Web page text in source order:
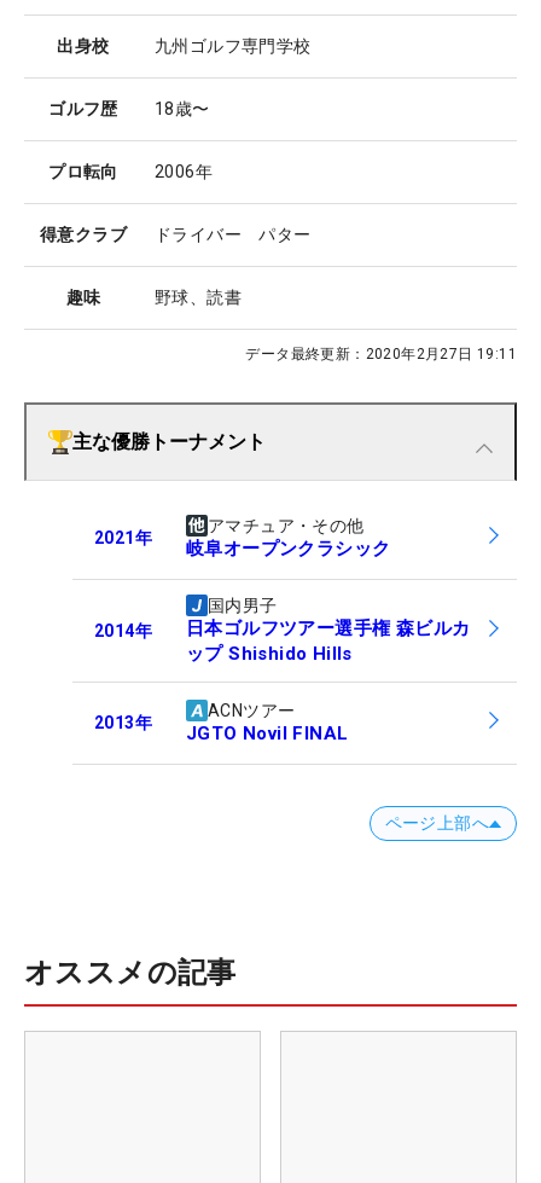
出身校 九州ゴルフ専門学校
ゴルフ歴 18歳〜
プロ転向 2006年
得意クラブ ドライバー パター
趣味 野球、読書
データ最終更新： 2020年2月27日 19:11
主な優勝トーナメント
2021年
アマチュア・その他
岐阜オープンクラシック
2014年
国内男子
日本ゴルフツアー選手権 森ビルカ
ップ Shishido Hills
2013年
ACNツアー
JGTO Novil FINAL
ページ上部へ
オススメの記事